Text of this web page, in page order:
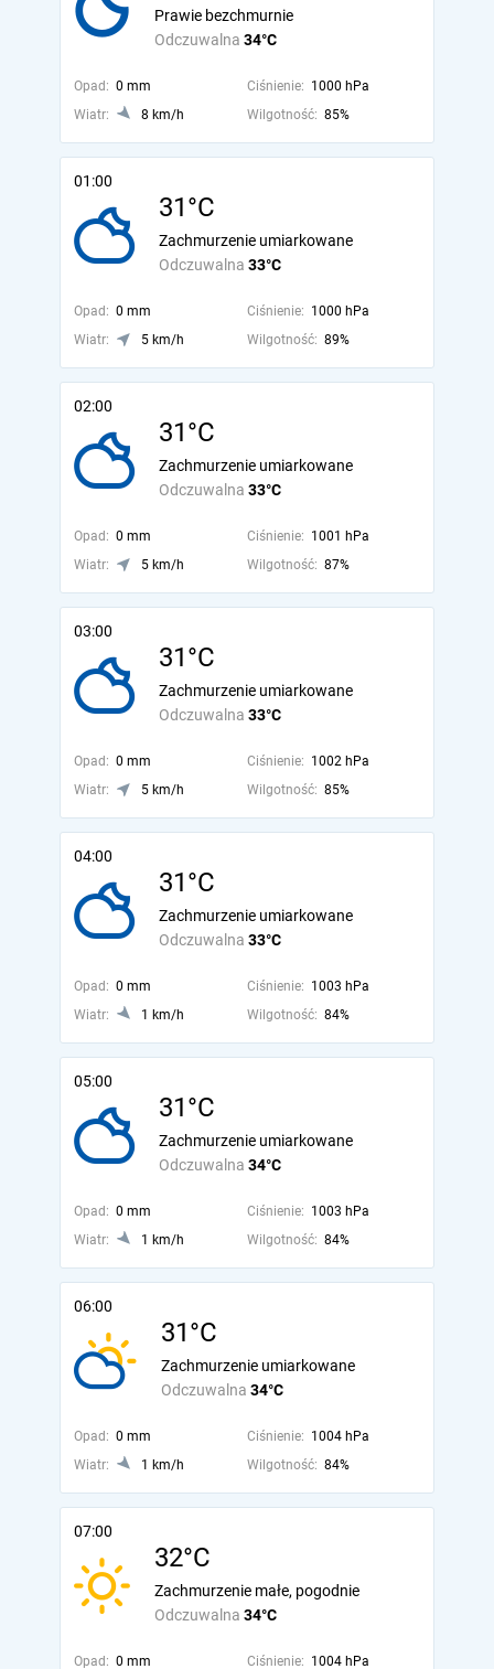
Odczuwalna 34°C
Prawie bezchmurnie
Opad: 0 mm Ciśnienie: 1000 hPa
Wiatr:
8 km/h Wilgotność: 85%
01:00
31°C
Odczuwalna 33°C
Zachmurzenie umiarkowane
Opad: 0 mm Ciśnienie: 1000 hPa
Wiatr:
5 km/h Wilgotność: 89%
02:00
31°C
Odczuwalna 33°C
Zachmurzenie umiarkowane
Opad: 0 mm Ciśnienie: 1001 hPa
Wiatr:
5 km/h Wilgotność: 87%
03:00
31°C
Odczuwalna 33°C
Zachmurzenie umiarkowane
Opad: 0 mm Ciśnienie: 1002 hPa
Wiatr:
5 km/h Wilgotność: 85%
04:00
31°C
Odczuwalna 33°C
Zachmurzenie umiarkowane
Opad: 0 mm Ciśnienie: 1003 hPa
Wiatr:
1 km/h Wilgotność: 84%
05:00
31°C
Odczuwalna 34°C
Zachmurzenie umiarkowane
Opad: 0 mm Ciśnienie: 1003 hPa
Wiatr:
1 km/h Wilgotność: 84%
06:00
31°C
Odczuwalna 34°C
Zachmurzenie umiarkowane
Opad: 0 mm Ciśnienie: 1004 hPa
Wiatr:
1 km/h Wilgotność: 84%
07:00
32°C
Odczuwalna 34°C
Zachmurzenie małe, pogodnie
Opad: 0 mm Ciśnienie: 1004 hPa